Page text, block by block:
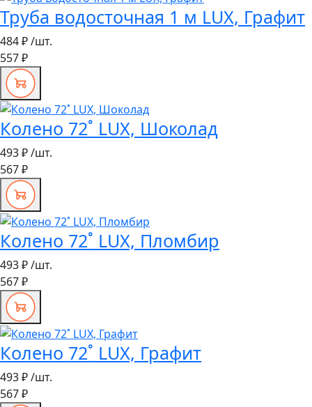
Труба водосточная 1 м LUX, Графит
484 ₽/шт.
557 ₽
Колено 72˚ LUX, Шоколад
493 ₽/шт.
567 ₽
Колено 72˚ LUX, Пломбир
493 ₽/шт.
567 ₽
Колено 72˚ LUX, Графит
493 ₽/шт.
567 ₽